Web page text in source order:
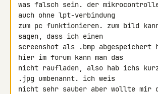
was falsch sein. der
auch ohne lpt-verbindung
zum pc funktionieren. zum bild
sagen, dass ich einen
screenshot als .bmp abgespeichert
hier im forum kann man das
nicht raufladen, also hab ichs
.jpg umbenannt. ich weis
nicht sehr sauber aber wollte mir